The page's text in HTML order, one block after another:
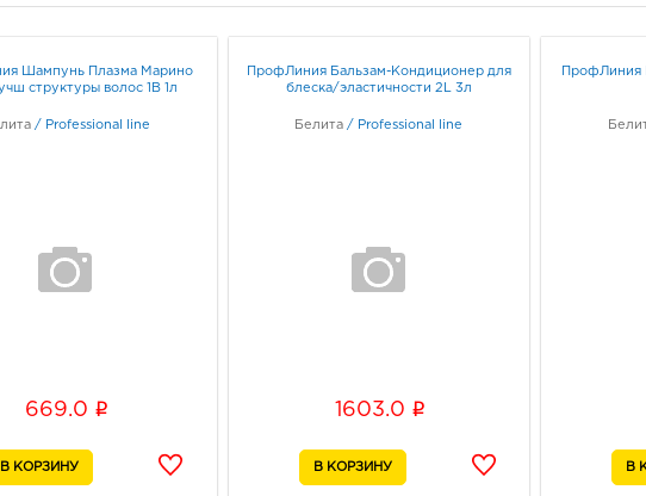
Шампунь Плазма Марино
структуры волос 1B 1л
/ Professional line
669.0 i
ПрофЛиния Бальзам-Кондиционер для
блеска/эластичности 2L 3л
Белита / Professional line
1603.0 i
ПрофЛиния